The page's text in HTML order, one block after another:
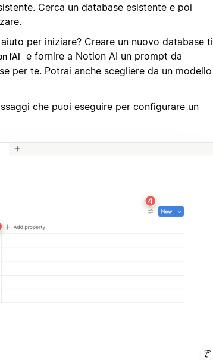
Cerca un database esistente e poi
per iniziare? Creare un nuovo database ti
l’AI
e fornire a Notion AI un prompt da
per te. Potrai anche scegliere da un modello
che puoi eseguire per configurare un